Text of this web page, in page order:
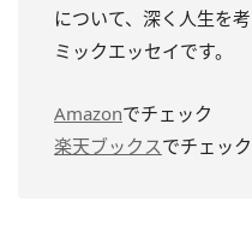
について、深く人生を
ミックエッセイです。
Amazonでチェック
楽天ブックスでチェック